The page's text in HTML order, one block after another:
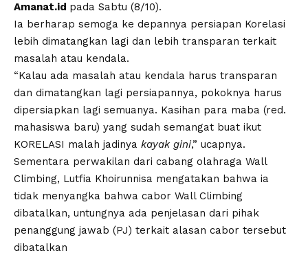
Amanat.id pada Sabtu (8/10).
Ia berharap semoga ke depannya persiapan Korelasi
lebih dimatangkan lagi dan lebih transparan terkait
masalah atau kendala.
“Kalau ada masalah atau kendala harus transparan
dan dimatangkan lagi persiapannya, pokoknya harus
dipersiapkan lagi semuanya. Kasihan para maba (red.
mahasiswa baru) yang sudah semangat buat ikut
KORELASI malah jadinya kayak gini,” ucapnya.
Sementara perwakilan dari cabang olahraga Wall
Climbing, Lutfia Khoirunnisa mengatakan bahwa ia
tidak menyangka bahwa cabor Wall Climbing
dibatalkan, untungnya ada penjelasan dari pihak
penanggung jawab (PJ) terkait alasan cabor tersebut
dibatalkan